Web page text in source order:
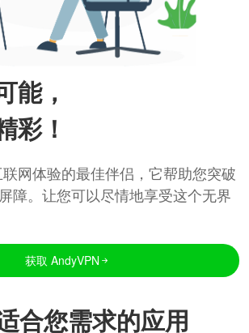
能，
彩！
网体验的最佳伴侣，它帮助您突破
障。让您可以尽情地享受这个无界
获取 AndyVPN
合您需求的应用